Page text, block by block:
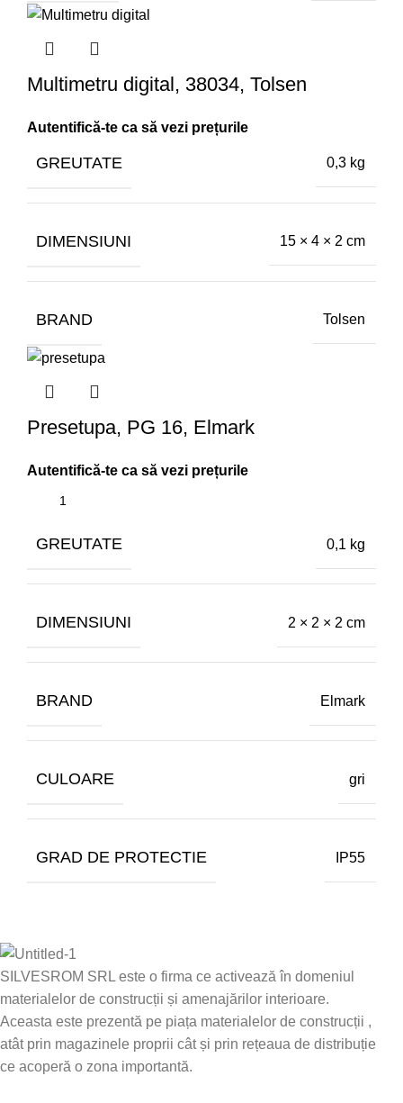
Multimetru digital, 38034, Tolsen
GREUTATE 0,3 kg
DIMENSIUNI 15 × 4 × 2 cm
BRAND Tolsen
Presetupa, PG 16, Elmark
GREUTATE 0,1 kg
DIMENSIUNI 2 × 2 × 2 cm
BRAND Elmark
CULOARE gri
GRAD DE PROTECTIE IP55
SILVESROM SRL este o firma ce activează în domeniul
materialelor de construcții și amenajărilor interioare.
Aceasta este prezentă pe piața materialelor de construcții ,
atât prin magazinele proprii cât și prin rețeaua de distribuție
ce acoperă o zona importantă.